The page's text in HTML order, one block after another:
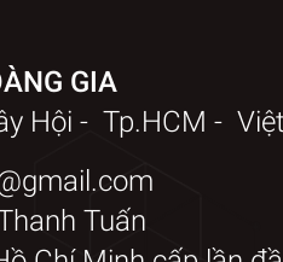
GIA
Hội - Tp.HCM -
Tuấn